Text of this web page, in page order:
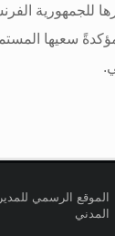
للجمهورية
سعيها
.
الموقع الرسمي
المدني